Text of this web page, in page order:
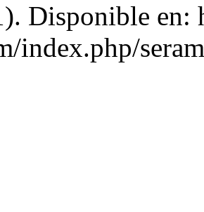
Disponible en:
index.php/